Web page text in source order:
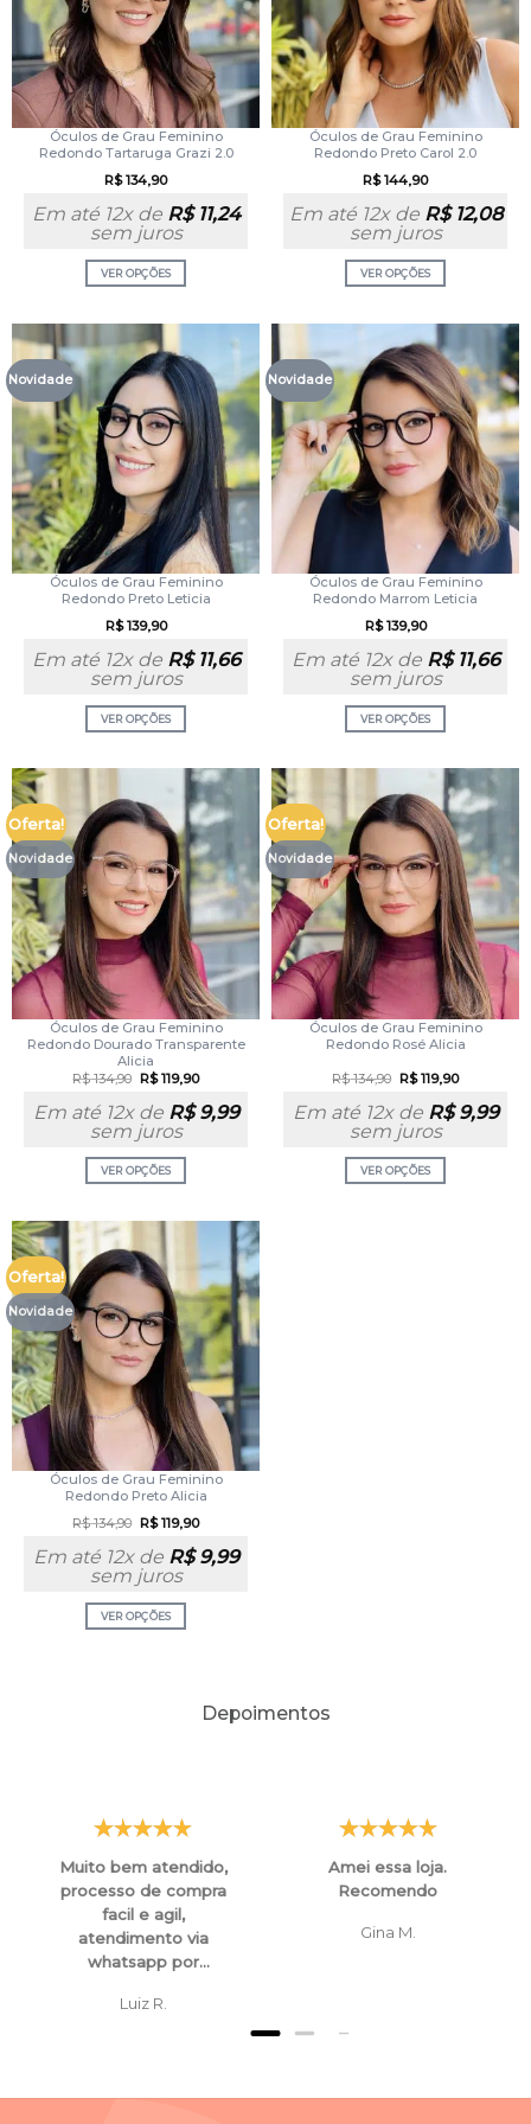
Óculos de Grau Feminino
Redondo Tartaruga Grazi 2.0
R$134,90
Em até 12x de R$11,24
sem juros
VER OPÇÕES
Óculos de Grau Feminino
Redondo Preto Carol 2.0
R$144,90
Em até 12x de R$12,08
sem juros
VER OPÇÕES
Novidade
Óculos de Grau Feminino
Redondo Preto Leticia
R$139,90
Em até 12x de R$11,66
sem juros
VER OPÇÕES
Novidade
Óculos de Grau Feminino
Redondo Marrom Leticia
R$139,90
Em até 12x de R$11,66
sem juros
VER OPÇÕES
Oferta!
Novidade
Óculos de Grau Feminino
Redondo Dourado Transparente
Alicia
R$134,90 R$119,90
Em até 12x de R$9,99
sem juros
VER OPÇÕES
Oferta!
Novidade
Óculos de Grau Feminino
Redondo Rosé Alicia
R$134,90 R$119,90
Em até 12x de R$9,99
sem juros
VER OPÇÕES
Oferta!
Novidade
Óculos de Grau Feminino
Redondo Preto Alicia
R$134,90 R$119,90
Em até 12x de R$9,99
sem juros
VER OPÇÕES
Depoimentos
Muito bem atendido,
processo de compra
facil e agil,
atendimento via
whatsapp por
atenciosos e
mesmo para
Luiz R.
Amei essa loja.
Recomendo
Gina M.